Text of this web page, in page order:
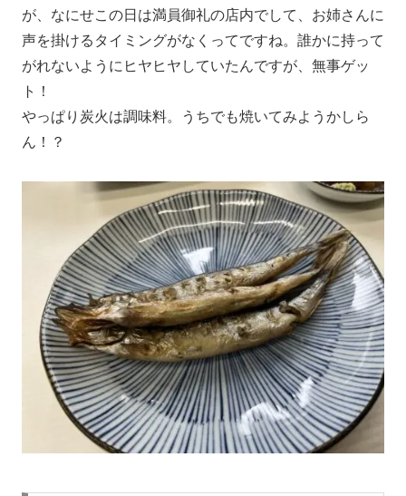
が、なにせこの日は満員御礼の店内でして、お姉さんに
声を掛けるタイミングがなくってですね。誰かに持って
がれないようにヒヤヒヤしていたんですが、無事ゲッ
ト！
やっぱり炭火は調味料。うちでも焼いてみようかしら
ん！？